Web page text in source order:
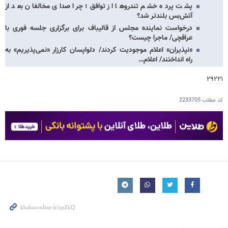
پشت پرده خشم تندروها از توافق؛ چرا صدای مخالفان بعد از
آتش‌بس بلندتر شد؟
درخواست نماینده مجلس از قالیباف برای برگزاری جلسه فوری با
عراقچی/ ماجرا چیست؟
«نپذیران» اعلام موجودیت کردند/ دلواپسان کارزار «نمی‌پذیریم» به
راه انداختند/ اعلام…
۲۹۲۲۱
کد مطلب2233705